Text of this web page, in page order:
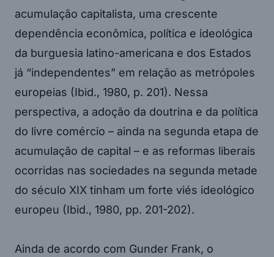
acumulação capitalista, uma crescente
dependência econômica, política e ideológica
da burguesia latino-americana e dos Estados
já “independentes” em relação as metrópoles
europeias (Ibid., 1980, p. 201). Nessa
perspectiva, a adoção da doutrina e da política
do livre comércio – ainda na segunda etapa de
acumulação de capital – e as reformas liberais
ocorridas nas sociedades na segunda metade
do século XIX tinham um forte viés ideológico
europeu (Ibid., 1980, pp. 201-202).
Ainda de acordo com Gunder Frank, o